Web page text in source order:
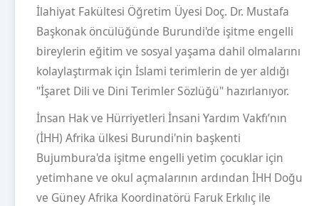
İlahiyat Fakültesi Öğretim Üyesi Doç. Dr. Mustafa
Başkonak öncülüğünde Burundi'de işitme engelli
bireylerin eğitim ve sosyal yaşama dahil olmalarını
kolaylaştırmak için İslami terimlerin de yer aldığı
"İşaret Dili ve Dini Terimler Sözlüğü" hazırlanıyor.
İnsan Hak ve Hürriyetleri İnsani Yardım Vakfı’nın
(İHH) Afrika ülkesi Burundi'nin başkenti
Bujumbura'da işitme engelli yetim çocuklar için
yetimhane ve okul açmalarının ardından İHH Doğu
ve Güney Afrika Koordinatörü Faruk Erkılıç ile